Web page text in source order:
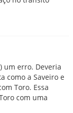
um erro. Deveria
como a Saveiro e
Toro. Essa
com uma